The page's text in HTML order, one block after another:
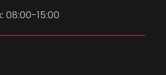
08:00-15:00